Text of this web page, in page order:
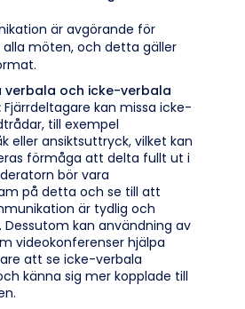
är avgörande för
möten, och detta gäller
verbala och icke-verbala
Fjärrdeltagare kan missa icke-
till exempel
eller ansiktsuttryck, vilket kan
förmåga att delta fullt ut i
bör vara
på detta och se till att
är tydlig och
kan användning av
videokonferenser hjälpa
att se icke-verbala
känna sig mer kopplade till